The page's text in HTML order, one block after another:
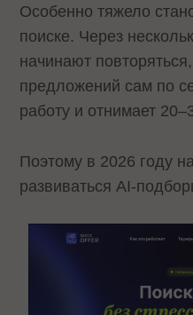
Особенно тяжело
поиске. Через
начинают
предложений сам по
работу и отнимает
Поэтому в 2026 году
развиваться AI-